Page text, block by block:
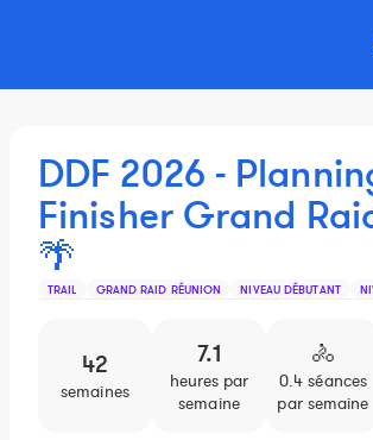
DDF 2026 -
Finisher Grand
🌴
TRAIL GRAND RAID RÉUNION NIVEAU DÉBUTANT
42
semaines
7.1
heures par
semaine
🚴
0.4 séances
par semaine